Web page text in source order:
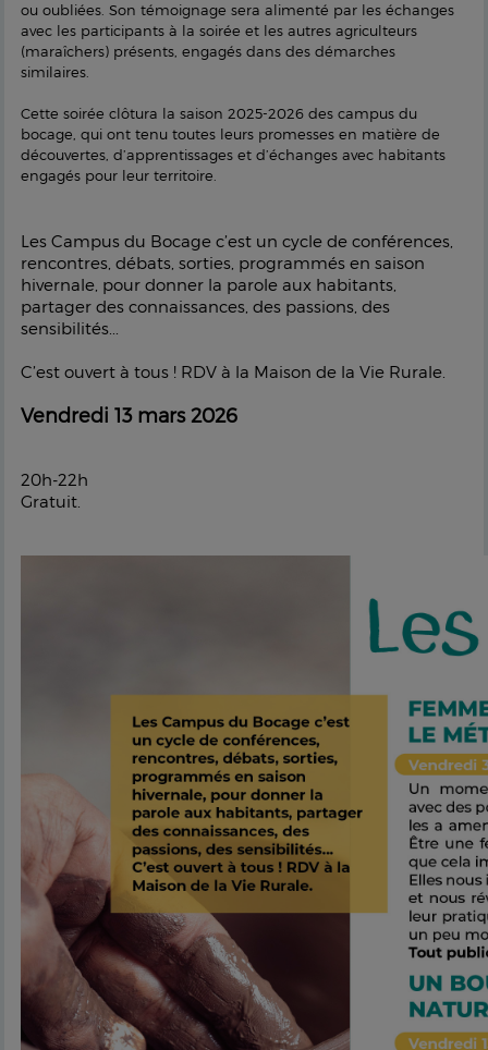
ou oubliées. Son témoignage sera alimenté par les échanges
avec les participants à la soirée et les autres agriculteurs
(maraîchers) présents, engagés dans des démarches
similaires.
Cette soirée clôtura la saison 2025-2026 des campus du
bocage, qui ont tenu toutes leurs promesses en matière de
découvertes, d’apprentissages et d’échanges avec habitants
engagés pour leur territoire.
Les Campus du Bocage c’est un cycle de conférences,
rencontres, débats, sorties, programmés en saison
hivernale, pour donner la parole aux habitants,
partager des connaissances, des passions, des
sensibilités...
C’est ouvert à tous ! RDV à la Maison de la Vie Rurale.
Vendredi 13 mars 2026
20h-22h
Gratuit.